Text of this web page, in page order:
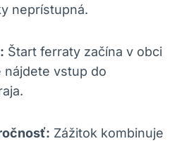
neprístupná.
Štart ferraty začína v obci
nájdete vstup do
Zážitok kombinuje